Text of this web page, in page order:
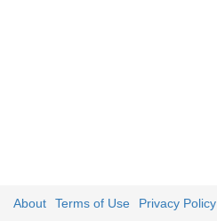
About Terms of Use Privacy Policy